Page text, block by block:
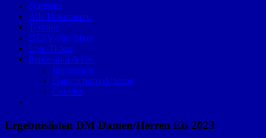
Startseite
Alle Dokumente
Termine
DESV-Fan-Shop
Live-Ticker
Impressum & Co.
Impressum
Datenschutzerklärung
Cookies
Ergebnislisten DM Damen/Herren Eis 2023